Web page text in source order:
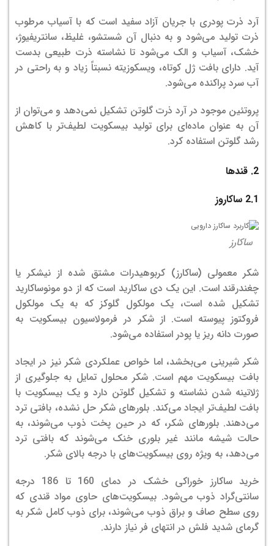
آرد ذرت پودری با جریان آزاد سفید است که با آسیاب مرطوب
ذرت تولید می‌شود و به دنبال آن شستشو، غلیظ، سانتریفیوژ،
خشک، آسیاب و الک می‌شود تا نشاسته ذرت طبیعی بدست
آید. دارای بافت ژل کوتاه، ویسکوزیته نسبتاً زیاد و به راحتی در
آب سرد پراکنده می‌شود.
پروتئین موجود در آرد ذرت گلوتن تشکیل نمی‌دهد و می‌توان از
آن به عنوان ماده‌ای برای تولید بیسکویت لطیف‌تر با کاهش
رشد گلوتن استفاده کرد.
2. قندها
2.1 ساکاروز
ساکارز
شکر معمولی (ساکارز) کربوهیدرات مشتق شده از نیشکر یا
چغندرقند است. این یک دی ساکارید است که از دو مونوساکارید
تشکیل شده است، یک مولکول گلوکز که به یک مولکول
فروکتوز پیوسته است. از شکر در فرمولاسیون بیسکویت به
صورت دانه ریز یا پودر استفاده می‌شود.
شکر شیرینی می‌بخشد، اما خواص عملکردی شکر نیز در ایجاد
بافت بیسکویت مهم است. شکر محلول تمایل به جلوگیری از
ژلاتینه شدن نشاسته و تشکیل گلوتن دارد و یک بیسکویت با
بافت لطیف‌تر ایجاد می‌کند. بلورهای شکر حل نشده، بافتی ترد
می‌دهند. بلورهای شکر، که در حین پخت ذوب می‌شوند، به
حالت شیشه مانند غیر بلوری خنک می‌شوند که بافتی ترد
می‌دهد، به ویژه روی بیسکویت‌های با درجه بالای شکر.
خرید ساکارز خوراکی خشک در دمای 160 تا 186 درجه
سانتی‌گراد ذوب می‌شود. بیسکویت‌های حاوی مواد قندی که
روی سطح صاف و براق ذوب می‌شوند، برای ذوب کامل شکر به
گرمای شدید فلش در انتهای فر نیاز دارند.